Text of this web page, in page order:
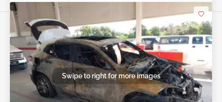
Swipe to right for more images